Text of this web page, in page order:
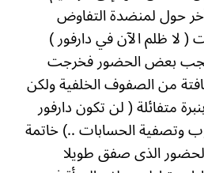
حول لمنضدة التفاوض
( لا ظلم الآن في دارفور )
بعض الحضور فخرجت
من الصفوف الخلفية ولكن
متفائلة ( لن تكون دارفور
وتصفية الحسابات ..) خاتمة
الذى صفق طويلا